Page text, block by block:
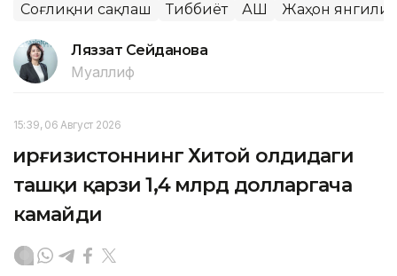
Соғлиқни сақлаш Тиббиёт АҚШ Жаҳон
Ляззат Сейданова
Муаллиф
15:39, 06 Август 2026
Қирғизистоннинг Хитой олдидаги
ташқи қарзи 1,4 млрд долларгача
камайди